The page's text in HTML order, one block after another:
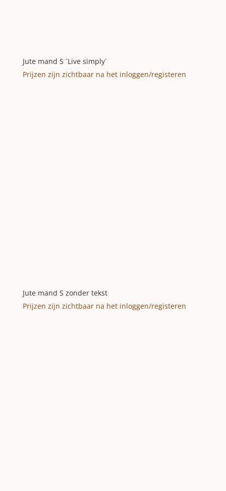
Jute mand S ´Live simply´
Prijzen zijn zichtbaar na het inloggen/registeren
Jute mand S zonder tekst
Prijzen zijn zichtbaar na het inloggen/registeren